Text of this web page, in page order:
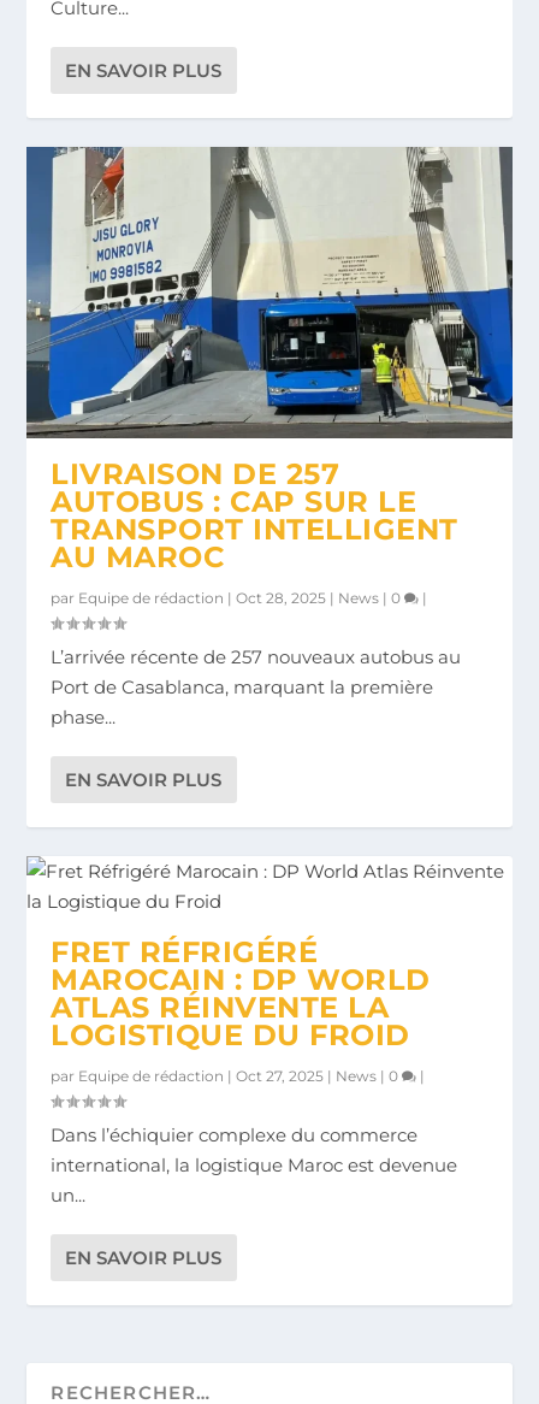
Culture...
EN SAVOIR PLUS
LIVRAISON DE 257
AUTOBUS : CAP SUR LE
TRANSPORT INTELLIGENT
AU MAROC
par Equipe de rédaction |Oct 28, 2025 | News |0 |
L’arrivée récente de 257 nouveaux autobus au
Port de Casablanca, marquant la première
phase...
EN SAVOIR PLUS
FRET RÉFRIGÉRÉ
MAROCAIN : DP WORLD
ATLAS RÉINVENTE LA
LOGISTIQUE DU FROID
par Equipe de rédaction |Oct 27, 2025 | News |0 |
Dans l’échiquier complexe du commerce
international, la logistique Maroc est devenue
un...
EN SAVOIR PLUS